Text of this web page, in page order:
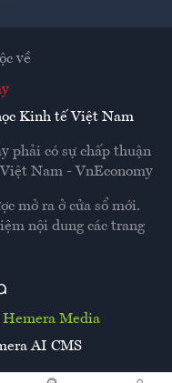
Hemera Media
AI CMS
về
Kinh tế Việt Nam
phải có sự chấp thuận
Nam - VnEconomy
mở ra ở cửa sổ mới.
nội dung các trang